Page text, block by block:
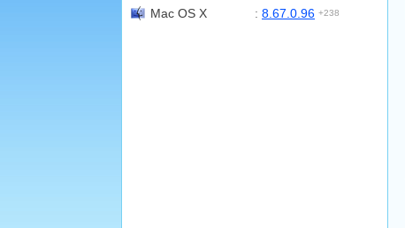
Mac OS X : 8.67.0.96 +238